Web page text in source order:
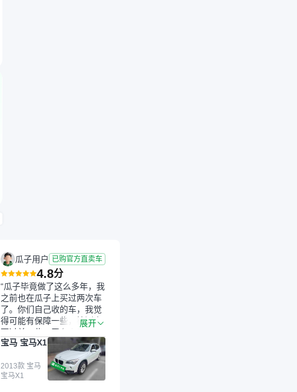
瓜子用户 已购官方直卖车
4.8分
“瓜子毕竟做了这么多年，我
之前也在瓜子上买过两次车
了。你们自己收的车，我觉
得可能有保障一些，检测会
更过关一些。平台自己收上
来再卖的车，应该更可靠。
我买的是宝马X1，主要看中
它的价格和公里数比较合
适。另外，瓜子承诺无火
展开
宝马 宝马X1
2013款 宝马
宝马X1